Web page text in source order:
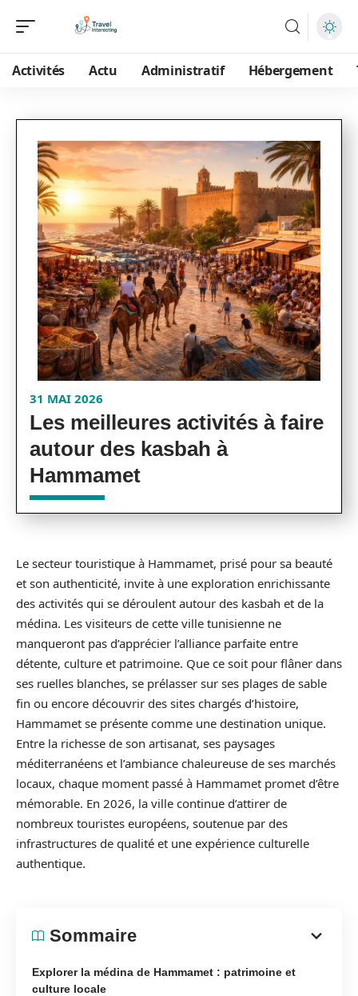
Activités Actu Administratif Hébergement
31 MAI 2026
Les meilleures activités à faire
autour des kasbah à
Hammamet
Le secteur touristique à Hammamet, prisé pour sa beauté
et son authenticité, invite à une exploration enrichissante
des activités qui se déroulent autour des kasbah et de la
médina. Les visiteurs de cette ville tunisienne ne
manqueront pas d’apprécier l’alliance parfaite entre
détente, culture et patrimoine. Que ce soit pour flâner dans
ses ruelles blanches, se prélasser sur ses plages de sable
fin ou encore découvrir des sites chargés d’histoire,
Hammamet se présente comme une destination unique.
Entre la richesse de son artisanat, ses paysages
méditerranéens et l’ambiance chaleureuse de ses marchés
locaux, chaque moment passé à Hammamet promet d’être
mémorable. En 2026, la ville continue d’attirer de
nombreux touristes européens, soutenue par des
infrastructures de qualité et une expérience culturelle
authentique.
Sommaire
Explorer la médina de Hammamet : patrimoine et
culture locale